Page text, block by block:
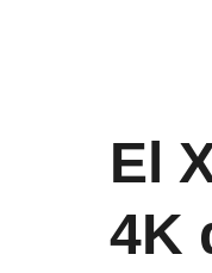
El
4K